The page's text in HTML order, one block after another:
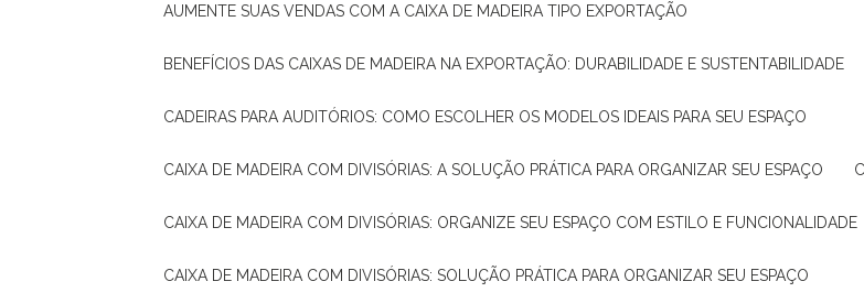
AUMENTE SUAS VENDAS COM A CAIXA DE MADEIRA TIPO EXPORTAÇÃO
BENEFÍCIOS DAS CAIXAS DE MADEIRA NA EXPORTAÇÃO: DURABILIDADE E SUSTENTABILIDADE
CADEIRAS PARA AUDITÓRIOS: COMO ESCOLHER OS MODELOS IDEAIS PARA SEU ESPAÇO
CAIXA DE MADEIRA COM DIVISÓRIAS: A SOLUÇÃO PRÁTICA PARA ORGANIZAR SEU ESPAÇO
CAIXA DE MADEIRA COM DIVISÓRIAS: ORGANIZE SEU ESPAÇO COM ESTILO E FUNCIONALIDADE
CAIXA DE MADEIRA COM DIVISÓRIAS: SOLUÇÃO PRÁTICA PARA ORGANIZAR SEU ESPAÇO